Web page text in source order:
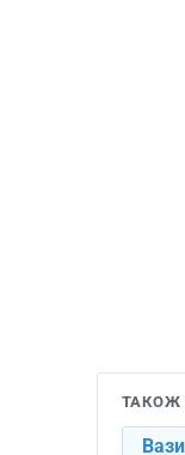
ТАКОЖ
Вази